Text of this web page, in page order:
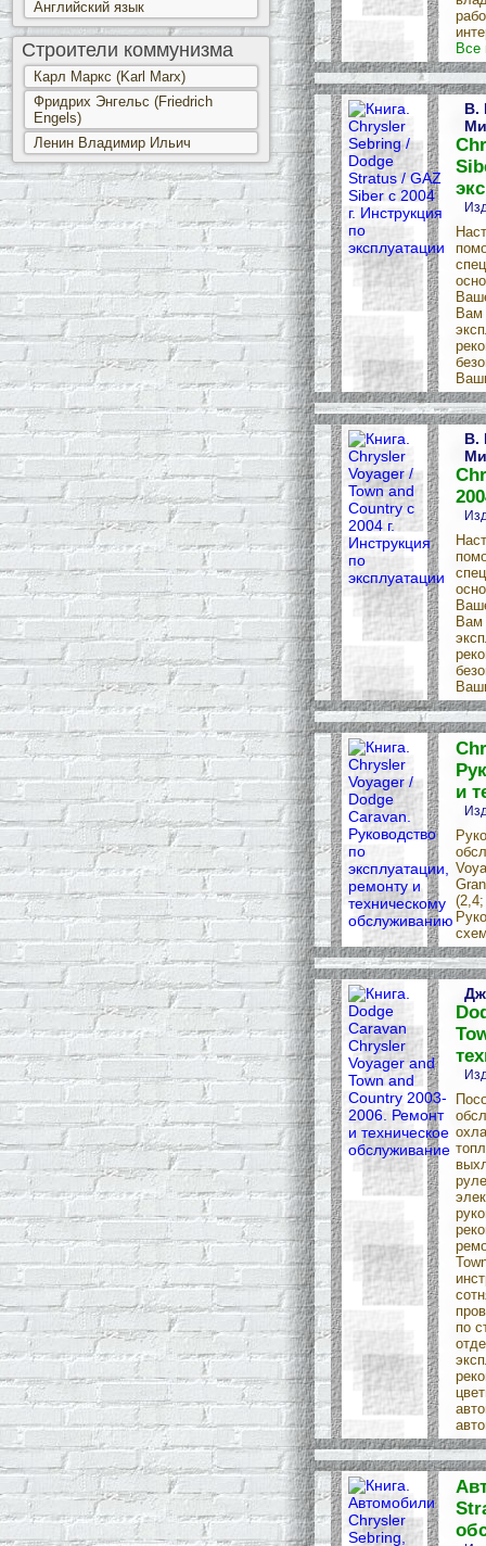
Английский язык
Строители коммунизма
Карл Маркс (Karl Marx)
Фридрих Энгельс (Friedrich
Engels)
Ленин Владимир Ильич
Все
В.
Вам
В.
Вам
и
по